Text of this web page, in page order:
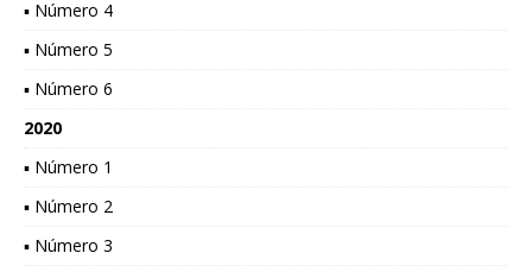
▪ Número 4
▪ Número 5
▪ Número 6
2020
▪ Número 1
▪ Número 2
▪ Número 3